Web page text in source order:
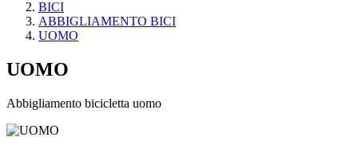
BICI
ABBIGLIAMENTO BICI
UOMO
UOMO
Abbigliamento bicicletta uomo